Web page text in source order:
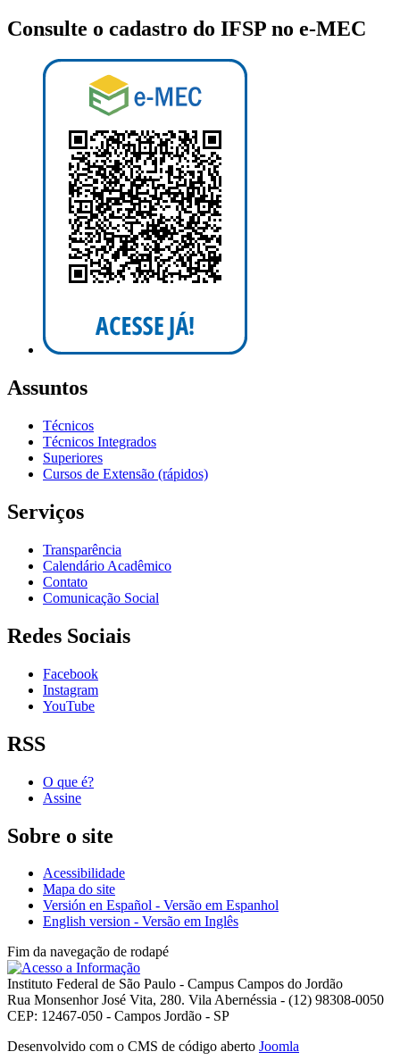
Consulte o cadastro do IFSP no e-MEC
Assuntos
Técnicos
Técnicos Integrados
Superiores
Cursos de Extensão (rápidos)
Serviços
Transparência
Calendário Acadêmico
Contato
Comunicação Social
Redes Sociais
Facebook
Instagram
YouTube
RSS
O que é?
Assine
Sobre o site
Acessibilidade
Mapa do site
Versión en Español - Versão em Espanhol
English version - Versão em Inglês
Fim da navegação de rodapé
Instituto Federal de São Paulo - Campus Campos do Jordão
Rua Monsenhor José Vita, 280. Vila Abernéssia - (12) 98308-0050
CEP: 12467-050 - Campos Jordão - SP
Desenvolvido com o CMS de código aberto Joomla